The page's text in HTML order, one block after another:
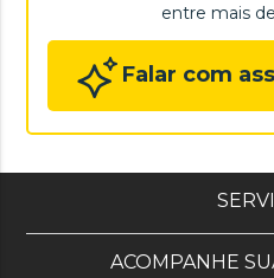
entre mais
Falar com
ACOMPANHE